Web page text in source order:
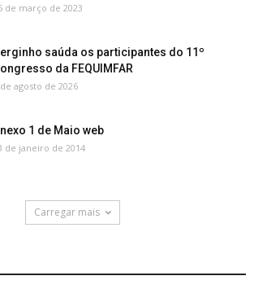
de março de 2023
saúda os participantes do 11º
da FEQUIMFAR
agosto de 2026
1 de Maio web
de janeiro de 2014
Carregar mais